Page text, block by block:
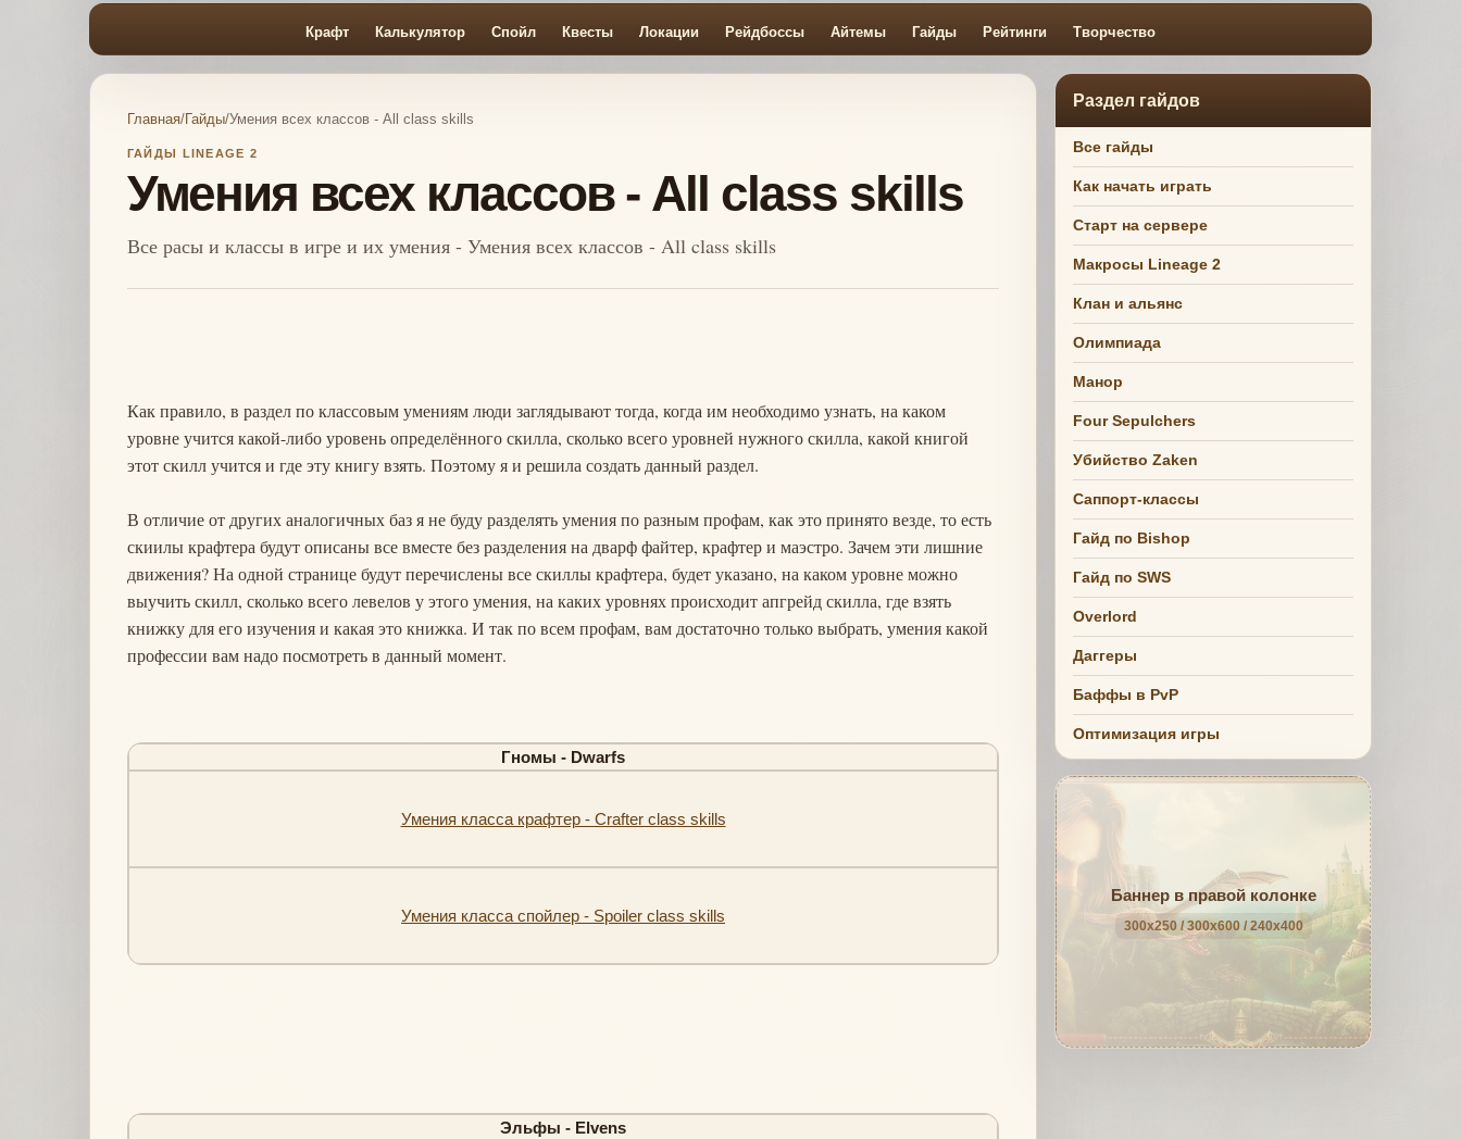
Крафт Калькулятор Спойл Квесты Локации Рейдбоссы Айтемы Гайды Рейтинги Творчество
Главная/Гайды/Умения всех классов - All class skills
ГАЙДЫ LINEAGE 2
Умения всех классов - All class skills
Все расы и классы в игре и их умения - Умения всех классов - All class skills
Как правило, в раздел по классовым умениям люди заглядывают тогда, когда им необходимо узнать, на каком
уровне учится какой-либо уровень определённого скилла, сколько всего уровней нужного скилла, какой книгой
этот скилл учится и где эту книгу взять. Поэтому я и решила создать данный раздел.
В отличие от других аналогичных баз я не буду разделять умения по разным профам, как это принято везде, то есть
скиилы крафтера будут описаны все вместе без разделения на дварф файтер, крафтер и маэстро. Зачем эти лишние
движения? На одной странице будут перечислены все скиллы крафтера, будет указано, на каком уровне можно
выучить скилл, сколько всего левелов у этого умения, на каких уровнях происходит апгрейд скилла, где взять
книжку для его изучения и какая это книжка. И так по всем профам, вам достаточно только выбрать, умения какой
профессии вам надо посмотреть в данный момент.
Гномы - Dwarfs
Умения класса крафтер - Crafter class skills
Умения класса спойлер - Spoiler class skills
Эльфы - Elvens
Раздел гайдов
Все гайды
Как начать играть
Старт на сервере
Макросы Lineage 2
Клан и альянс
Олимпиада
Манор
Four Sepulchers
Убийство Zaken
Саппорт-классы
Гайд по Bishop
Гайд по SWS
Overlord
Даггеры
Баффы в PvP
Оптимизация игры
Баннер в правой колонке
300x250 / 300x600 / 240x400